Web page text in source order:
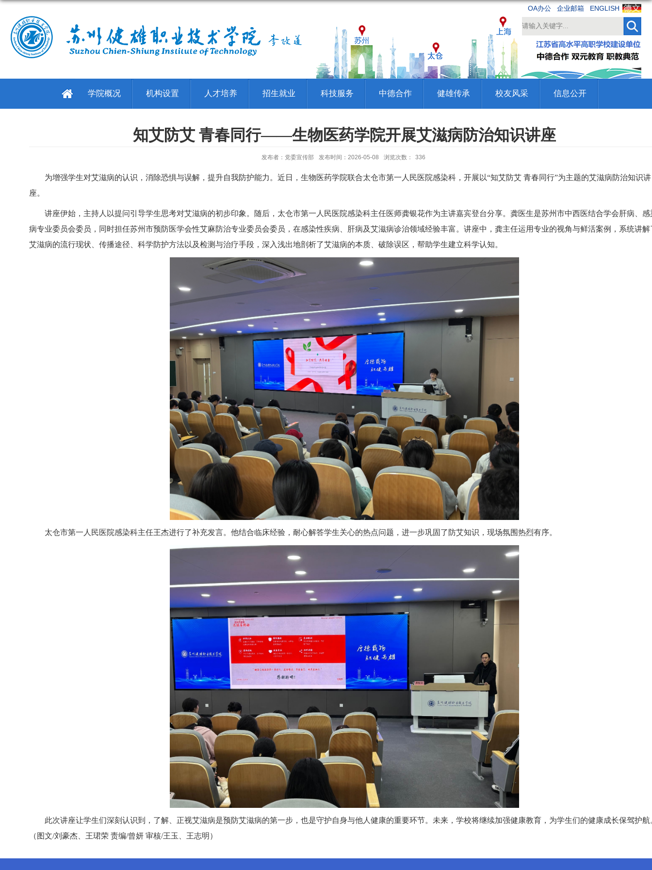
OA办公 企业邮箱 ENGLISH
学院概况 机构设置 人才培养 招生就业 科技服务 中德合作 健雄传承 校友风采 信息公开
知艾防艾 青春同行——生物医药学院开展艾滋病防治知识讲座
发布者：党委宣传部 发布时间：2026-05-08 浏览次数： 336
为增强学生对艾滋病的认识，消除恐惧与误解，提升自我防护能力。近日，生物医药学院联合太仓市第一人民医院感染科，开展以“知艾防艾 青春同行”为主题的艾滋病防治知识讲
座。
讲座伊始，主持人以提问引导学生思考对艾滋病的初步印象。随后，太仓市第一人民医院感染科主任医师龚银花作为主讲嘉宾登台分享。龚医生是苏州市中西医结合学会肝病、感
病专业委员会委员，同时担任苏州市预防医学会性艾麻防治专业委员会委员，在感染性疾病、肝病及艾滋病诊治领域经验丰富。讲座中，龚主任运用专业的视角与鲜活案例，系统讲解
艾滋病的流行现状、传播途径、科学防护方法以及检测与治疗手段，深入浅出地剖析了艾滋病的本质、破除误区，帮助学生建立科学认知。
太仓市第一人民医院感染科主任王杰进行了补充发言。他结合临床经验，耐心解答学生关心的热点问题，进一步巩固了防艾知识，现场氛围热烈有序。
此次讲座让学生们深刻认识到，了解、正视艾滋病是预防艾滋病的第一步，也是守护自身与他人健康的重要环节。未来，学校将继续加强健康教育，为学生们的健康成长保驾护航
（图文/刘豪杰、王珺荣 责编/曾妍 审核/王玉、王志明）